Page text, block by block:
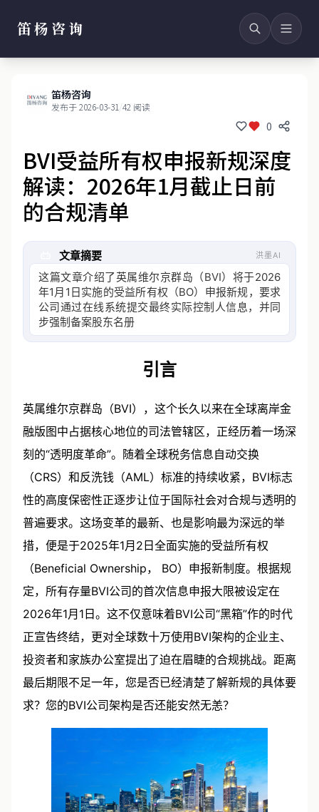
笛杨咨询
笛杨咨询
发布于 2026-03-31/42 阅读
0
BVI受益所有权申报新规深度
解读：2026年1月截止日前
的合规清单
文章摘要 洪墨AI
这篇文章介绍了英属维尔京群岛（BVI）将于2026
年1月1日实施的受益所有权（BO）申报新规，要求
公司通过在线系统提交最终实际控制人信息，并同
步强制备案股东名册，标志着BVI从保密转
引言
英属维尔京群岛（BVI），这个长久以来在全球离岸金
融版图中占据核心地位的司法管辖区，正经历着一场深
刻的“透明度革命”。随着全球税务信息自动交换
（CRS）和反洗钱（AML）标准的持续收紧，BVI标志
性的高度保密性正逐步让位于国际社会对合规与透明的
普遍要求。这场变革的最新、也是影响最为深远的举
措，便是于2025年1月2日全面实施的受益所有权
（Beneficial Ownership， BO）申报新制度。根据规
定，所有存量BVI公司的首次信息申报大限被设定在
2026年1月1日。这不仅意味着BVI公司“黑箱”作的时代
正宣告终结，更对全球数十万使用BVI架构的企业主、
投资者和家族办公室提出了迫在眉睫的合规挑战。距离
最后期限不足一年，您是否已经清楚了解新规的具体要
求？您的BVI公司架构是否还能安然无恙？